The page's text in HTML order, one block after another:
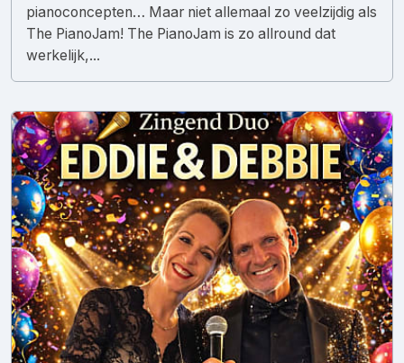
pianoconcepten… Maar niet allemaal zo veelzijdig als
The PianoJam! The PianoJam is zo allround dat
werkelijk,...